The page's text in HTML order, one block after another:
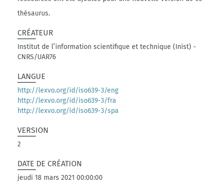
thésaurus.
CRÉATEUR
Institut de l’information scientifique et technique (Inist) -
CNRS/UAR76
LANGUE
http://lexvo.org/id/iso639-3/eng
http://lexvo.org/id/iso639-3/fra
http://lexvo.org/id/iso639-3/spa
VERSION
2
DATE DE CRÉATION
jeudi 18 mars 2021 00:00:00